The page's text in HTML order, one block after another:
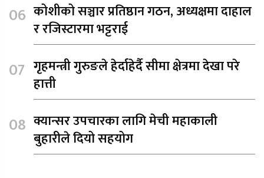
कोशीको सञ्चार प्रतिष्ठान गठन, अध्यक्षमा दाहाल
र रजिस्टारमा भट्टराई
गृहमन्त्री गुरुङले हेर्दाहेर्दै सीमा क्षेत्रमा देखा परे
हात्ती
क्यान्सर उपचारका लागि मेची महाकाली
बुहारीले दियो सहयोग